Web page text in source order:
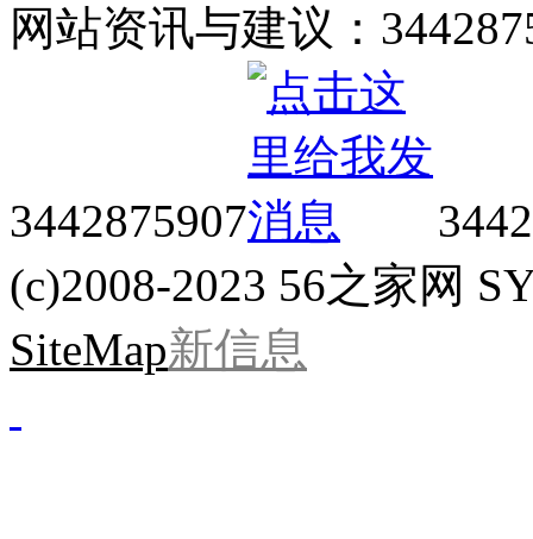
网站资讯与建议：
3442875907
(c)2008-2023 56之家网
SiteMap新信息